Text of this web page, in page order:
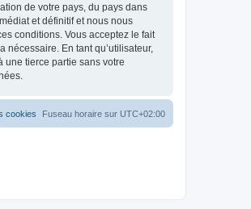
de votre pays, du pays dans
et définitif et nous nous
conditions. Vous acceptez le fait
En tant qu’utilisateur,
une tierce partie sans votre
Fuseau horaire sur UTC+02:00
cookies